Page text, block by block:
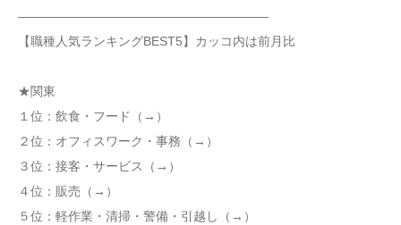
――――――――――――――――――――
【職種人気ランキングBEST5】カッコ内は前月比
★関東
１位：飲食・フード（→）
２位：オフィスワーク・事務（→）
３位：接客・サービス（→）
４位：販売（→）
５位：軽作業・清掃・警備・引越し（→）